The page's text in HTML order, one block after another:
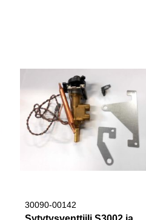
30090-00142